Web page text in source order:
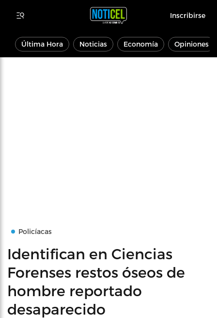
Inscribirse
Última Hora Noticias Economía Opiniones
Policíacas
Identifican en Ciencias
Forenses restos óseos de
hombre reportado
desaparecido